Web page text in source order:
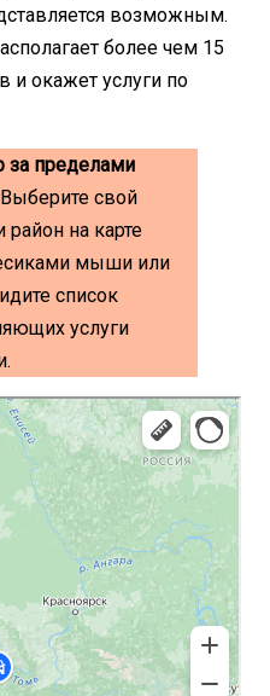
возможным.
более чем 15
и окажет услуги по
за пределами
свой
на карте
мыши или
список
услуги